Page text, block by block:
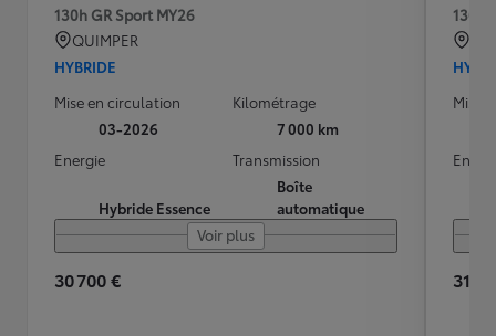
130h GR Sport MY26
QUIMPER
HYBRIDE
Mise en circulation
03-2026
Kilométrage
7 000 km
Energie
Hybride Essence
Transmission
Boîte
automatique
Voir plus
30 700 €
130h
Mise
31